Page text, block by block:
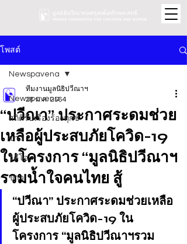
โพสต์
Newspavena
สถิติรับเรื่องร้องทุกข์
ข่าว
วิดีโอ
ข่าว
Newspavena
“ปวีณา” ประกาศระดมช่วย
เหลือผู้ประสบภัยโควิด-19
ในโครงการ “มูลนิธิปวีณาฯ
รวมน้ำใจคนไทย สู้
ทีมงานมูลนิธิปวีณาฯ
28 ม.ค. 2564
“ปวีณา” ประกาศระดมช่วยเหลือ
ผู้ประสบภัยโควิด-19 ใน
โครงการ “มูลนิธิปวีณาฯรวม